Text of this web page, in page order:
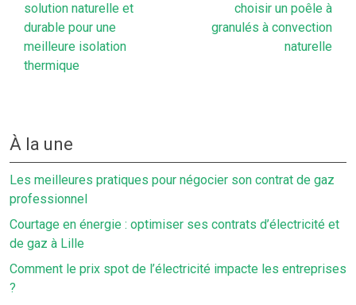
solution naturelle et
durable pour une
meilleure isolation
thermique
choisir un poêle à
granulés à convection
naturelle
À la une
Les meilleures pratiques pour négocier son contrat de gaz
professionnel
Courtage en énergie : optimiser ses contrats d’électricité et
de gaz à Lille
Comment le prix spot de l’électricité impacte les entreprises
?